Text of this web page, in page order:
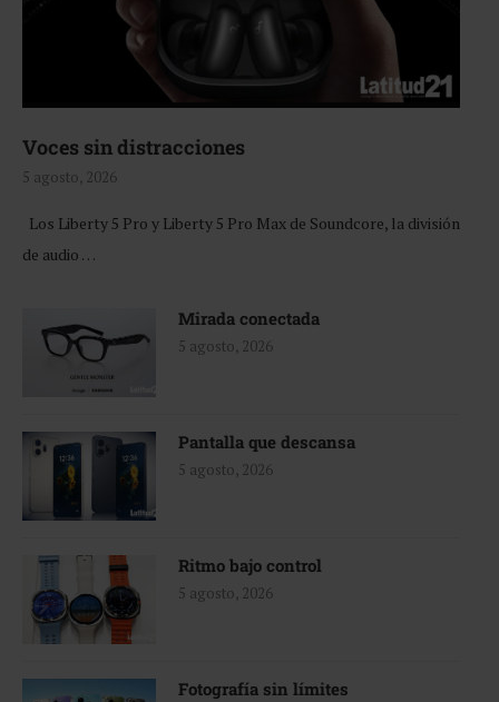
Voces sin distracciones
5 agosto, 2026
Los Liberty 5 Pro y Liberty 5 Pro Max de Soundcore, la división
de audio …
Mirada conectada
5 agosto, 2026
Pantalla que descansa
5 agosto, 2026
Ritmo bajo control
5 agosto, 2026
Fotografía sin límites